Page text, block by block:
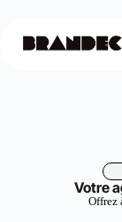
Votre
Offrez